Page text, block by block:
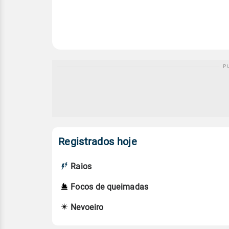
Registrados hoje
Raios
Focos de queimadas
Nevoeiro